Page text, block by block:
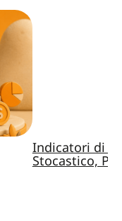
Indicatori di
Stocastico,